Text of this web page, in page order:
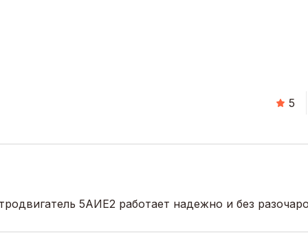
5
5АИЕ2 работает надежно и без